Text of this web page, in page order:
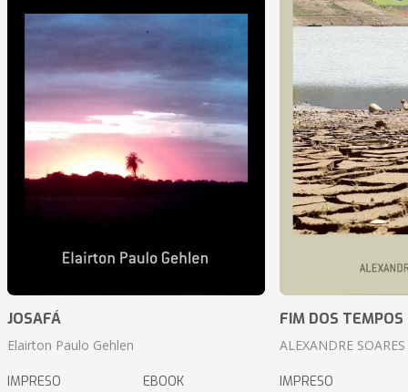
JOSAFÁ
Elairton Paulo Gehlen
IMPRESO EBOOK
FIM DOS TEMPOS
ALEXANDRE SOARES
IMPRESO